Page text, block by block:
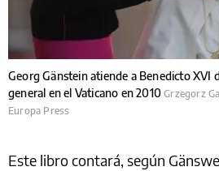
Georg Gänstein atiende a Benedicto XVI
general en el Vaticano en 2010Grzegorz
Europa Press
Este libro contará, según